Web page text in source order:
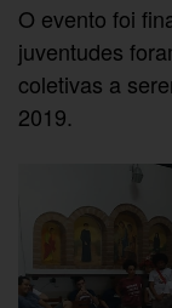
O evento foi
juventudes
coletivas a
2019.